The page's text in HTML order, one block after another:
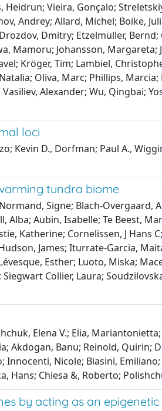
Heidrun; Vieira, Gonçalo;
Andrey; Allard, Michel; Boike,
Dmitry; Etzelmüller, Bernd;
Mamoru; Johansson, Margareta;
Kröger, Tim; Lambiel,
Oliva, Marc; Phillips, Marcia;
Alexander; Wu, Qingbai;
loci
Kevin D., Dorfman; Paul A.,
tundra biome
Signe; Blach-Overgaard,
Alba; Aubin, Isabelle; Te Beest,
Katherine; Cornelissen, J Hans
James; Iturrate-Garcia,
Esther; Luoto, Miska;
Collier, Laura;
Elena V.; Elia,
Akdogan, Banu; Reinold, Quirin;
Innocenti, Nicole; Biasini,
Hans; Chiesa &, Roberto;
by acting as an epigenetic